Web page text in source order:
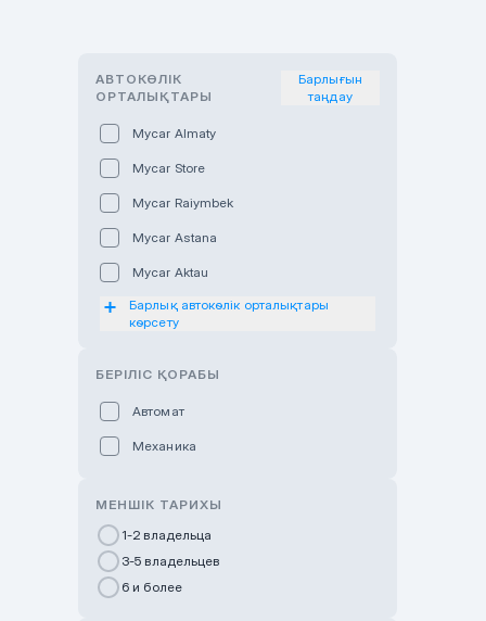
АВТОКӨЛІК
ОРТАЛЫҚТАРЫ
Барлығын
таңдау
Mycar Almaty
Mycar Store
Mycar Raiymbek
Mycar Astana
Mycar Aktau
Mycar Uralsk
Haval & Tank Pavlodar
Bavaria Almaty
Mycar Shymkent
Changan Auto Nurly Zhol
Барлық автокөлік орталықтары
көрсету
БЕРІЛІС ҚОРАБЫ
Автомат
Механика
МЕНШІК ТАРИХЫ
1-2 владельца
3-5 владельцев
6 и более